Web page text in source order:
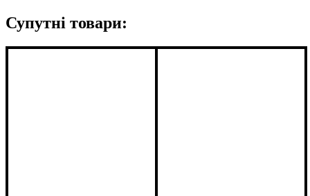
Супутні товари: